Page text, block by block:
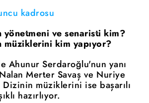
kadrosu
yönetmeni ve senaristi kim?
müziklerini kim yapıyor?
Ahunur Serdaroğlu'nun yanı
Merter Savaş ve Nuriye
müziklerini ise başarılı
hazırlıyor.